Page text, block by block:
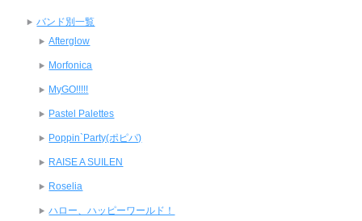
バンド別一覧
Afterglow
Morfonica
MyGO!!!!!
Pastel Palettes
Poppin`Party(ポピパ)
RAISE A SUILEN
Roselia
ハロー、ハッピーワールド！